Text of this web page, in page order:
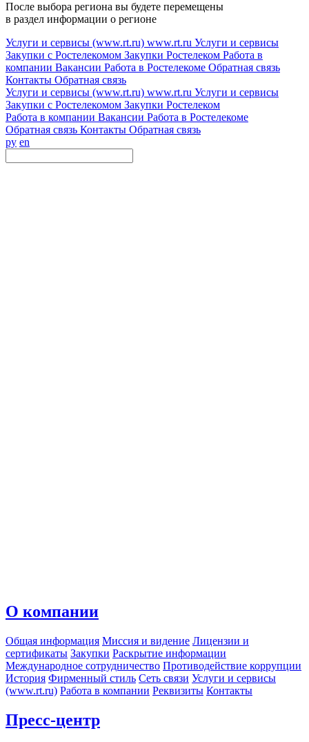
После выбора региона вы будете перемещены
в раздел информации о регионе
Услуги и сервисы (www.rt.ru) www.rt.ru Услуги и сервисы
Закупки с Ростелекомом Закупки Ростелеком Работа в
компании Вакансии Работа в Ростелекоме Обратная связь
Контакты Обратная связь
Услуги и сервисы (www.rt.ru) www.rt.ru Услуги и сервисы
Закупки с Ростелекомом Закупки Ростелеком
Работа в компании Вакансии Работа в Ростелекоме
Обратная связь Контакты Обратная связь
ру en
О компании
Общая информация Миссия и видение Лицензии и
сертификаты Закупки Раскрытие информации
Международное сотрудничество Противодействие коррупции
История Фирменный стиль Сеть связи Услуги и сервисы
(www.rt.ru) Работа в компании Реквизиты Контакты
Пресс-центр